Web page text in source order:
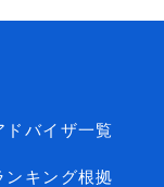
ドバイザ一覧
ンキング根拠